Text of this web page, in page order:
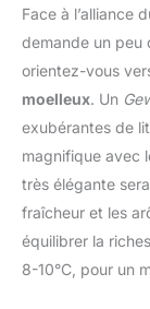
Face à l’alliance
demande un peu
orientez-vous
moelleux. Un
exubérantes de
magnifique avec
très élégante
fraîcheur et les
équilibrer la
8-10°C, pour un